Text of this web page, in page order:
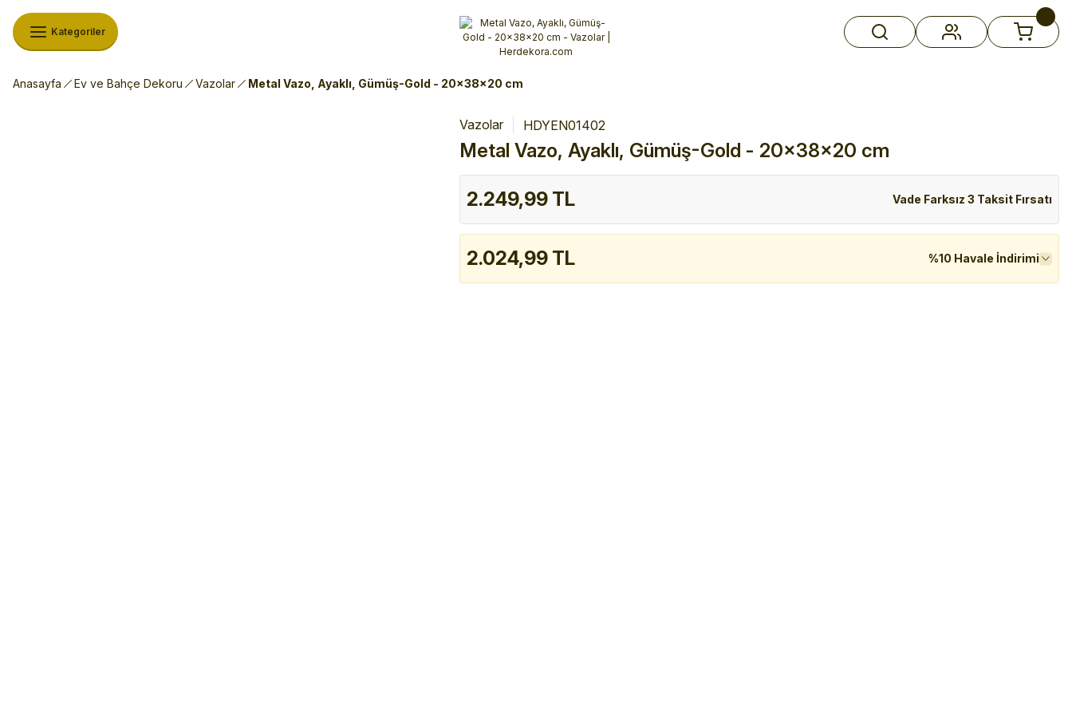
Alışverişlerinizde 3 Taksit Fırsatı! İlk siparişinizi verin!
%10 Havale İndirimiŞimdi Alışveriş yap!
Kategoriler
Anasayfa Ev ve Bahçe Dekoru Vazolar Metal Vazo, Ayaklı, Gümüş-Gold - 20x38x20 cm
Vazolar HDYEN01402
Metal Vazo, Ayaklı, Gümüş-Gold - 20x38x20 cm
2.249,99 TL Vade Farksız 3 Taksit Fırsatı
2.024,99 TL %10 Havale İndirimi